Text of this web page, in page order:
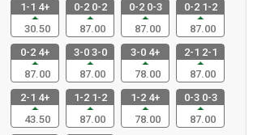
1-1 4+
30.50
0-2 0-2
87.00
0-2 0-3
87.00
0-2 1-2
87.00
0-2 4+
87.00
3-0 3-0
87.00
3-0 4+
78.00
2-1 2-1
87.00
2-1 4+
43.50
1-2 1-2
87.00
1-2 4+
78.00
0-3 0-3
87.00